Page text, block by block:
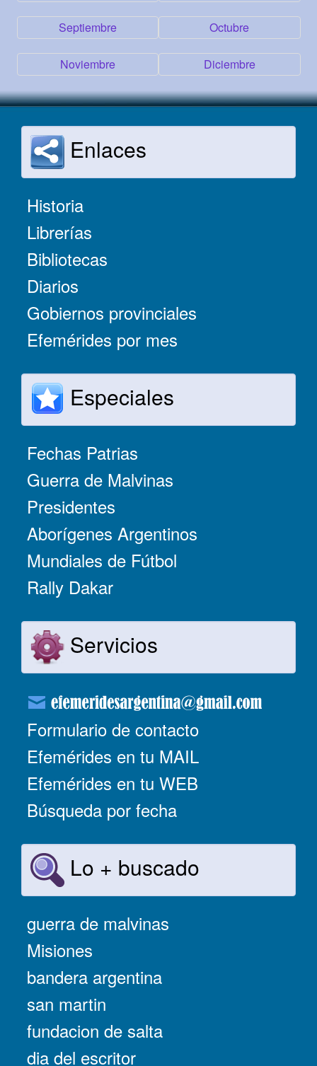
Septiembre Octubre
Noviembre Diciembre
Enlaces
Historia
Librerías
Bibliotecas
Diarios
Gobiernos provinciales
Efemérides por mes
Especiales
Fechas Patrias
Guerra de Malvinas
Presidentes
Aborígenes Argentinos
Mundiales de Fútbol
Rally Dakar
Servicios
Formulario de contacto
Efemérides en tu MAIL
Efemérides en tu WEB
Búsqueda por fecha
Lo + buscado
guerra de malvinas
Misiones
bandera argentina
san martin
fundacion de salta
dia del escritor